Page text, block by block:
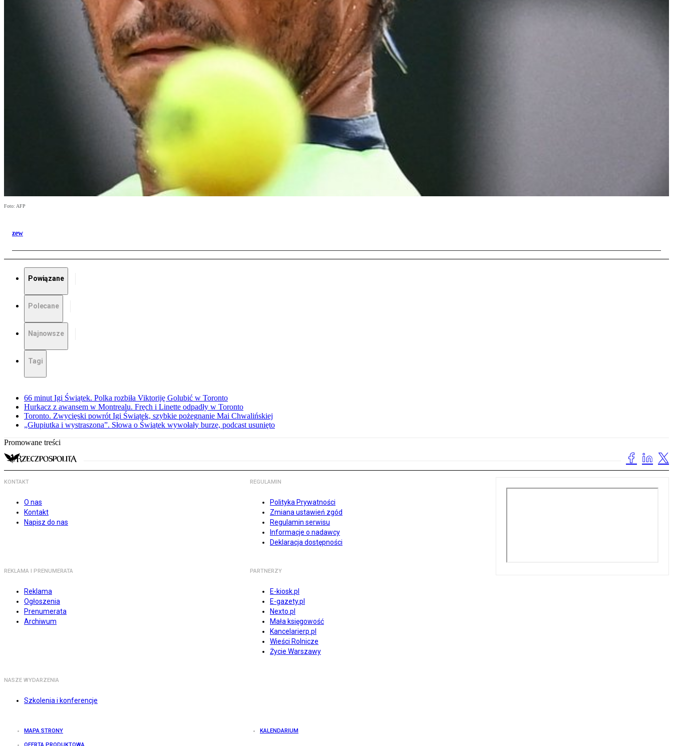
Foto: AFP
zew
Powiązane
Polecane
Najnowsze
Tagi
66 minut Igi Świątek. Polka rozbiła Viktoriję Golubić w Toronto
Hurkacz z awansem w Montrealu. Fręch i Linette odpadły w Toronto
Toronto. Zwycięski powrót Igi Świątek, szybkie pożegnanie Mai Chwalińskiej
„Głupiutka i wystraszona”. Słowa o Świątek wywołały burzę, podcast usunięto
Promowane treści
KONTAKT
O nas
Kontakt
Napisz do nas
REGULAMIN
Polityka Prywatności
Zmiana ustawień zgód
Regulamin serwisu
Informacje o nadawcy
Deklaracja dostępności
REKLAMA I PRENUMERATA
Reklama
Ogłoszenia
Prenumerata
Archiwum
PARTNERZY
E-kiosk.pl
E-gazety.pl
Nexto.pl
Mała księgowość
Kancelarierp.pl
Wieści Rolnicze
Życie Warszawy
NASZE WYDARZENIA
Szkolenia i konferencje
MAPA STRONY KALENDARIUM